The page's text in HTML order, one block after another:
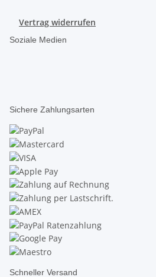
Vertrag widerrufen
Soziale Medien
Sichere Zahlungsarten
Schneller Versand